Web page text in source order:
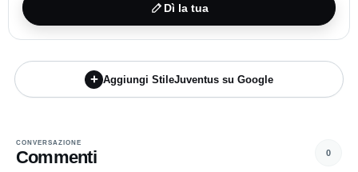
Dì la tua
+ Aggiungi StileJuventus su Google
CONVERSAZIONE
Commenti 0